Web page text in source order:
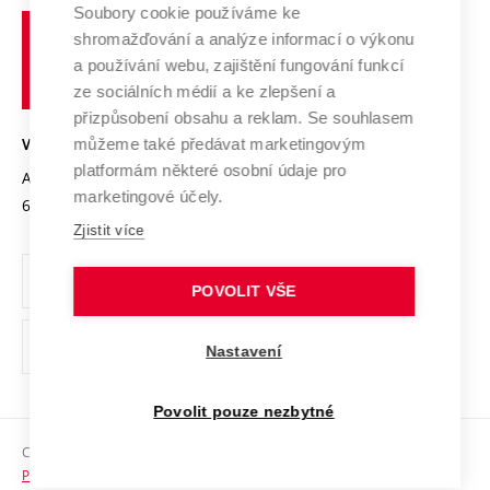
Výzkumné infrastruktury
Transfer znalostí
Open Science
Projekty
Projekty ze strukturálních fondů
Specifický výzkum
Spolupráce se školami
Služby univerzity
Mezinárodní dohody
Univerzitní sítě
Udržitelná univerzita
Podnikavá univerzita / ContriBUTe
Bezpečná univerzita
Vyznamenání
Organizační struktura
Ochrana osobních údajů
odkaz)
Sociální bezpečí
učení
technické
VYSOKÉ UČENÍ TECHNICKÉ V BRNĚ
Antonínská 548/1
602 00 Brno
www.vut.cz
vut@vutbr.cz
Copyright © 2026 VUT
Prohlášení o přístupnosti
Soubory cookie používáme ke
shromažďování a analýze informací o výkonu
a používání webu, zajištění fungování funkcí
ze sociálních médií a ke zlepšení a
přizpůsobení obsahu a reklam. Se souhlasem
můžeme také předávat marketingovým
platformám některé osobní údaje pro
marketingové účely.
Zjistit více
POVOLIT VŠE
Nastavení
Povolit pouze nezbytné